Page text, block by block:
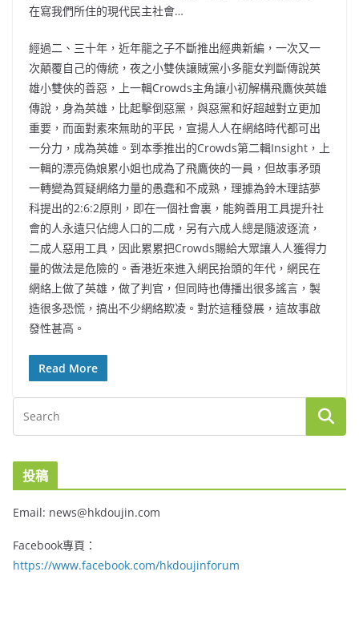
在寫我們所住的現代民主社會…
經過二、三十年，近年龍之子不斷推出經典新編，一次又一
次顛覆自己的傳統，夜之小雙俠讓賊黨小多龍女判斷傳說英
雄小雙俠的善惡，上一輯Crowds主角讓小初解構飛鷹俠英雄
傳說，身為英雄，比起擊倒惡黨，與惡黨和好超越對立更加
重要，而面對素來無助的平民，宣揚人人在網絡時代都可出
一分力，成為英雄。到本季推出的Crowds第二輯Insight，上
一輯的漂亮偽娘累小姐也成為了飛鷹俠的一員，但故事矛頭
一轉變為質疑網絡力量的愚蠢和不成熟，理據為鈴木理詰夢
科提出的2:6:2原則，即在一個社會裏，能夠善用工具提升社
會的人永遠只佔總人口的二成，另有六成人總是隨波逐流，
二成人惡用工具，因此累累把Crowds賜給大眾讓人人獲得力
量的做法是危險的。香港近來進入網民抬頭的年代，網民在
網絡上做了英雄，做了判官，但同時也傳播出很多謠言，製
造很多恐慌，搞出不少網絡欺凌。對於這種發展，這故事啟
發性甚高。
Read More
投稿
Email: news@hkdoujin.com
Facebook專頁：
https://www.facebook.com/hkdoujinforum